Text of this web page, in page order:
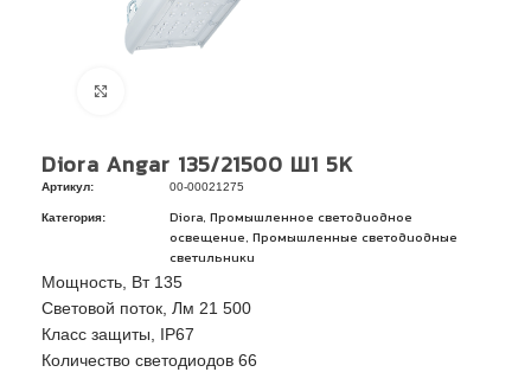
Diora Angar 135/21500 Ш1 5K
Артикул: 00-00021275
Категория: Diora
Промышленное светодиодное
освещение
Промышленные светодиодные
светильники
Мощность, Вт 135
Световой поток, Лм 21 500
Класс защиты, IP67
Количество светодиодов 66